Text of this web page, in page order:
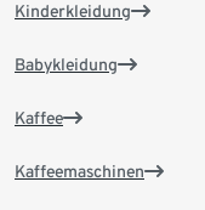
Kinderkleidung
Babykleidung
Kaffee
Kaffeemaschinen